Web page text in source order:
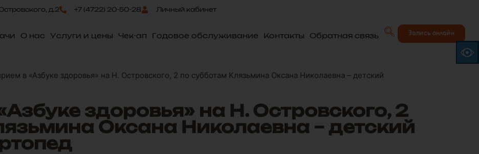
д.2 +7 (4722) 20-50-28 Личный кабинет
О нас Услуги и цены Чек-ап Годовое обслуживание Контакты Обратная связь Запись онлайн
в «Азбуке здоровья» на Н. Островского, 2 по субботам Клязьмина Оксана Николаевна – детский
здоровья» на Н. Островского, 2
Оксана Николаевна – детский